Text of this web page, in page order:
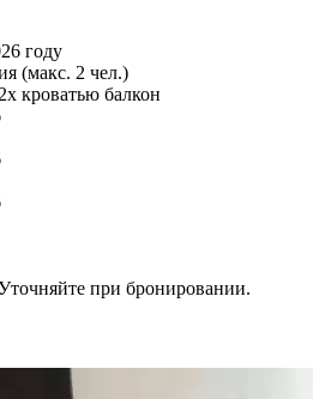
году
(макс. 2 чел.)
кроватью балкон
при бронировании.